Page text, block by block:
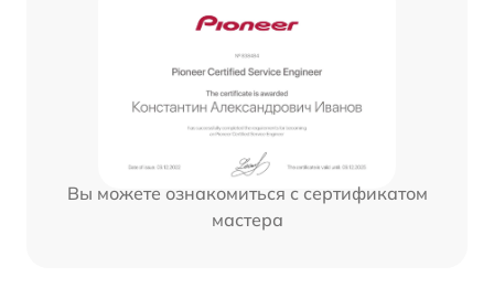
Вы можете ознакомиться с сертификатом
мастера